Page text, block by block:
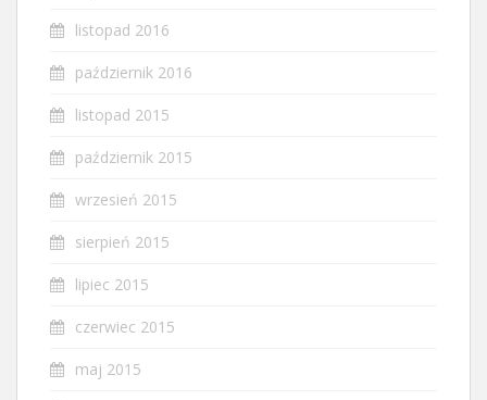
listopad 2016
październik 2016
listopad 2015
październik 2015
wrzesień 2015
sierpień 2015
lipiec 2015
czerwiec 2015
maj 2015